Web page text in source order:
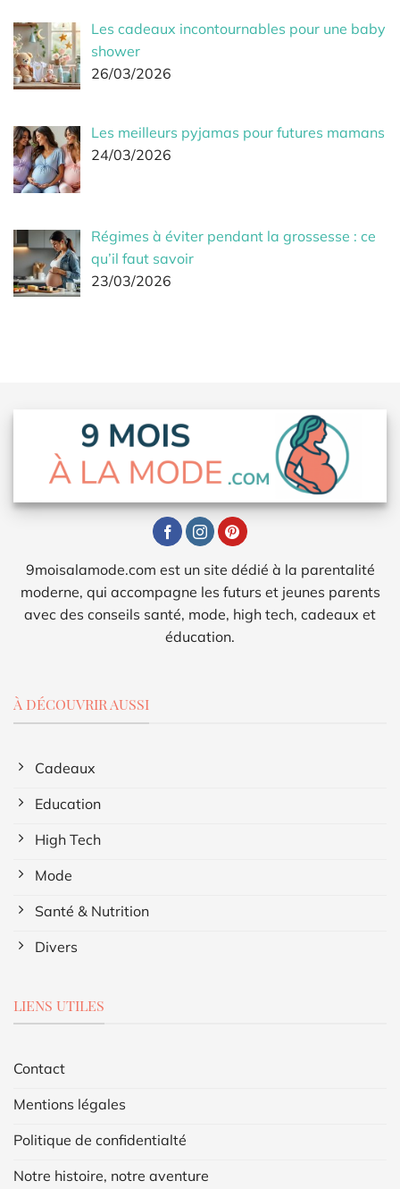
Les cadeaux incontournables pour une baby
shower
26/03/2026
Les meilleurs pyjamas pour futures mamans
24/03/2026
Régimes à éviter pendant la grossesse : ce
qu’il faut savoir
23/03/2026
9moisalamode.com est un site dédié à la parentalité
moderne, qui accompagne les futurs et jeunes parents
avec des conseils santé, mode, high tech, cadeaux et
éducation.
À DÉCOUVRIR AUSSI
Cadeaux
Education
High Tech
Mode
Santé & Nutrition
Divers
LIENS UTILES
Contact
Mentions légales
Politique de confidentialté
Notre histoire, notre aventure